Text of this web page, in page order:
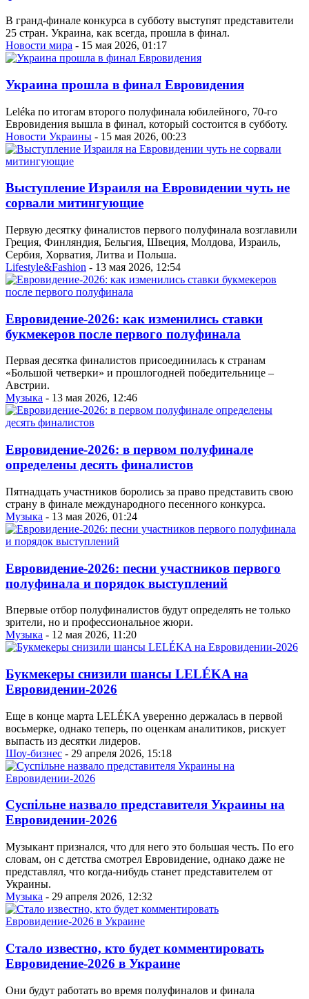
В гранд-финале конкурса в субботу выступят представители
25 стран. Украина, как всегда, прошла в финал.
Новости мира - 15 мая 2026, 01:17
Украина прошла в финал Евровидения
Leléka по итогам второго полуфинала юбилейного, 70-го
Евровидения вышла в финал, который состоится в субботу.
Новости Украины - 15 мая 2026, 00:23
Выступление Израиля на Евровидении чуть не
сорвали митингующие
Первую десятку финалистов первого полуфинала возглавили
Греция, Финляндия, Бельгия, Швеция, Молдова, Израиль,
Сербия, Хорватия, Литва и Польша.
Lifestyle&Fashion - 13 мая 2026, 12:54
Евровидение-2026: как изменились ставки
букмекеров после первого полуфинала
Первая десятка финалистов присоединилась к странам
«Большой четверки» и прошлогодней победительнице –
Австрии.
Музыка - 13 мая 2026, 12:46
Евровидение-2026: в первом полуфинале
определены десять финалистов
Пятнадцать участников боролись за право представить свою
страну в финале международного песенного конкурса.
Музыка - 13 мая 2026, 01:24
Евровидение-2026: песни участников первого
полуфинала и порядок выступлений
Впервые отбор полуфиналистов будут определять не только
зрители, но и профессиональное жюри.
Музыка - 12 мая 2026, 11:20
Букмекеры снизили шансы LELÉKA на
Евровидении-2026
Еще в конце марта LELÉKA уверенно держалась в первой
восьмерке, однако теперь, по оценкам аналитиков, рискует
выпасть из десятки лидеров.
Шоу-бизнес - 29 апреля 2026, 15:18
Суспільне назвало представителя Украины на
Евровидении-2026
Музыкант признался, что для него это большая честь. По его
словам, он с детства смотрел Евровидение, однако даже не
представлял, что когда-нибудь станет представителем от
Украины.
Музыка - 29 апреля 2026, 12:32
Стало известно, кто будет комментировать
Евровидение-2026 в Украине
Они будут работать во время полуфиналов и финала